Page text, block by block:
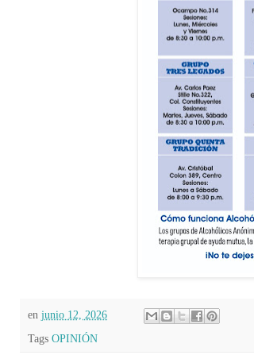
en junio 12, 2026
Tags OPINIÓN